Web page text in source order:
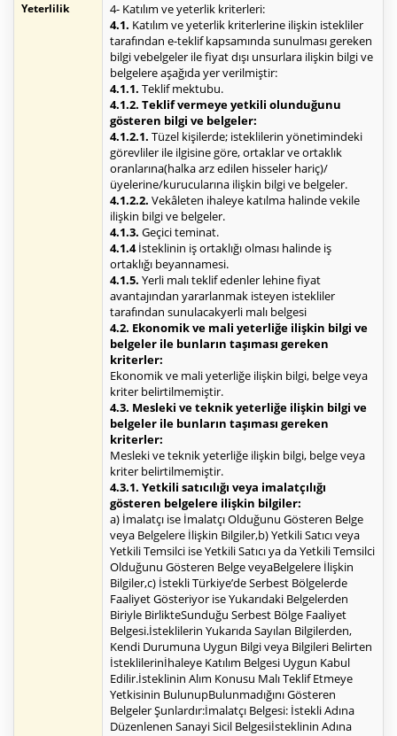
Yeterlilik
4- Katılım ve yeterlik kriterleri:
4.1. Katılım ve yeterlik kriterlerine ilişkin istekliler
tarafından e-teklif kapsamında sunulması gereken
bilgi vebelgeler ile fiyat dışı unsurlara ilişkin bilgi ve
belgelere aşağıda yer verilmiştir:
4.1.1. Teklif mektubu.
4.1.2. Teklif vermeye yetkili olunduğunu
gösteren bilgi ve belgeler:
4.1.2.1. Tüzel kişilerde; isteklilerin yönetimindeki
görevliler ile ilgisine göre, ortaklar ve ortaklık
oranlarına(halka arz edilen hisseler hariç)/
üyelerine/kurucularına ilişkin bilgi ve belgeler.
4.1.2.2. Vekâleten ihaleye katılma halinde vekile
ilişkin bilgi ve belgeler.
4.1.3. Geçici teminat.
4.1.4İsteklinin iş ortaklığı olması halinde iş
ortaklığı beyannamesi.
4.1.5. Yerli malı teklif edenler lehine fiyat
avantajından yararlanmak isteyen istekliler
tarafından sunulacakyerli malı belgesi
4.2. Ekonomik ve mali yeterliğe ilişkin bilgi ve
belgeler ile bunların taşıması gereken
kriterler:
Ekonomik ve mali yeterliğe ilişkin bilgi, belge veya
kriter belirtilmemiştir.
4.3. Mesleki ve teknik yeterliğe ilişkin bilgi ve
belgeler ile bunların taşıması gereken
kriterler:
Mesleki ve teknik yeterliğe ilişkin bilgi, belge veya
kriter belirtilmemiştir.
4.3.1. Yetkili satıcılığı veya imalatçılığı
gösteren belgelere ilişkin bilgiler:
a) İmalatçı ise İmalatçı Olduğunu Gösteren Belge
veya Belgelere İlişkin Bilgiler,b) Yetkili Satıcı veya
Yetkili Temsilci ise Yetkili Satıcı ya da Yetkili Temsilci
Olduğunu Gösteren Belge veyaBelgelere İlişkin
Bilgiler,c) İstekli Türkiye’de Serbest Bölgelerde
Faaliyet Gösteriyor ise Yukarıdaki Belgelerden
Biriyle BirlikteSunduğu Serbest Bölge Faaliyet
Belgesi.İsteklilerin Yukarıda Sayılan Bilgilerden,
Kendi Durumuna Uygun Bilgi veya Bilgileri Belirten
İsteklilerinİhaleye Katılım Belgesi Uygun Kabul
Edilir.İsteklinin Alım Konusu Malı Teklif Etmeye
Yetkisinin BulunupBulunmadığını Gösteren
Belgeler Şunlardır:İmalatçı Belgesi: İstekli Adına
Düzenlenen Sanayi Sicil Belgesiİsteklinin Adına